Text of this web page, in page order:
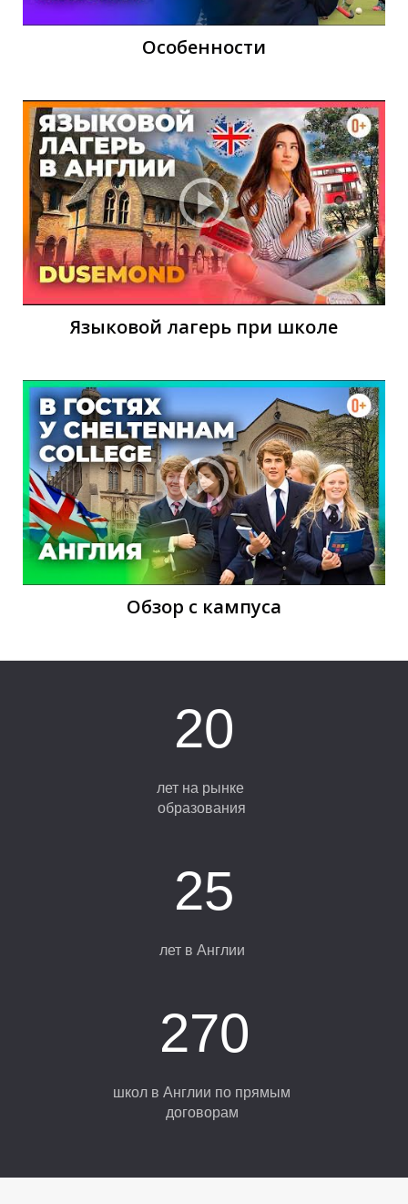
Т
И
Н
Особенности
Языковой лагерь при школе
Обзор с кампуса
20
лет на рынке
образования
25
лет в Англии
270
школ в Англии по прямым
договорам